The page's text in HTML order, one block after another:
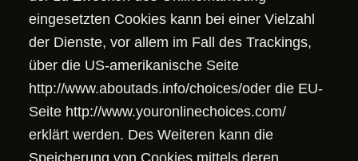
eingesetzten Cookies kann bei einer Vielzahl
der Dienste, vor allem im Fall des Trackings,
über die US-amerikanische Seite
http://www.aboutads.info/choices/oder die EU-
Seite http://www.youronlinechoices.com/
erklärt werden. Des Weiteren kann die
Speicherung von Cookies mittels deren